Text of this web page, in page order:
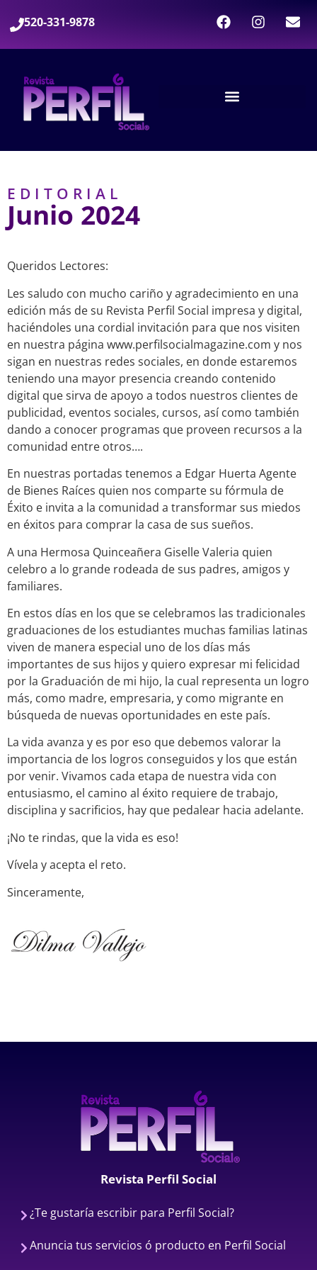
520-331-9878
EDITORIAL
Junio 2024
Queridos Lectores:
Les saludo con mucho cariño y agradecimiento en una
edición más de su Revista Perfil Social impresa y digital,
haciéndoles una cordial invitación para que nos visiten
en nuestra página www.perfilsocialmagazine.com y nos
sigan en nuestras redes sociales, en donde estaremos
teniendo una mayor presencia creando contenido
digital que sirva de apoyo a todos nuestros clientes de
publicidad, eventos sociales, cursos, así como también
dando a conocer programas que proveen recursos a la
comunidad entre otros….
En nuestras portadas tenemos a Edgar Huerta Agente
de Bienes Raíces quien nos comparte su fórmula de
Éxito e invita a la comunidad a transformar sus miedos
en éxitos para comprar la casa de sus sueños.
A una Hermosa Quinceañera Giselle Valeria quien
celebro a lo grande rodeada de sus padres, amigos y
familiares.
En estos días en los que se celebramos las tradicionales
graduaciones de los estudiantes muchas familias latinas
viven de manera especial uno de los días más
importantes de sus hijos y quiero expresar mi felicidad
por la Graduación de mi hijo, la cual representa un logro
más, como madre, empresaria, y como migrante en
búsqueda de nuevas oportunidades en este país.
La vida avanza y es por eso que debemos valorar la
importancia de los logros conseguidos y los que están
por venir. Vivamos cada etapa de nuestra vida con
entusiasmo, el camino al éxito requiere de trabajo,
disciplina y sacrificios, hay que pedalear hacia adelante.
¡No te rindas, que la vida es eso!
Vívela y acepta el reto.
Sinceramente,
Revista Perfil Social
¿Te gustaría escribir para Perfil Social?
Anuncia tus servicios ó producto en Perfil Social